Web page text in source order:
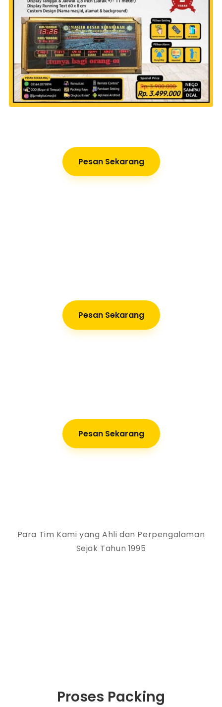
Pesan Sekarang
Pesan Sekarang
Pesan Sekarang
Para Tim Kami yang Ahli dan Perpengalaman
Sejak Tahun 1995
Proses Packing